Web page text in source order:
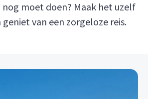
nog moet doen? Maak het uzelf
van een zorgeloze reis.